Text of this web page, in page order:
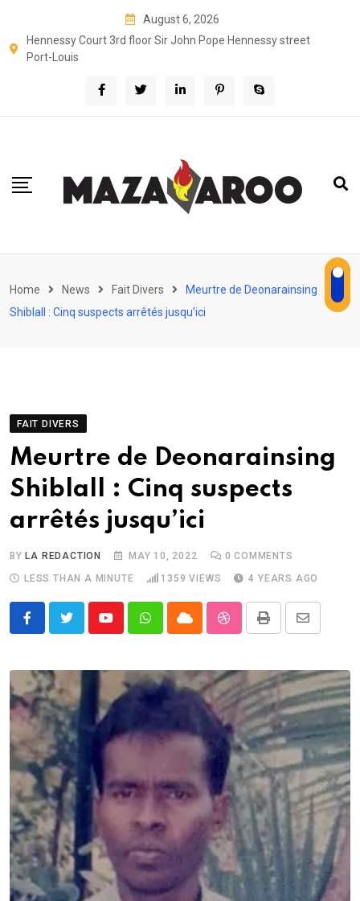
content
August 6, 2026
Hennessy Court 3rd floor Sir John Pope Hennessy street
Port-Louis
Home News Fait Divers
Meurtre de Deonarainsing
Shiblall : Cinq suspects arrêtés jusqu’ici
FAIT DIVERS
Meurtre de Deonarainsing
Shiblall : Cinq suspects
arrêtés jusqu’ici
BYLA REDACTION MAY 10, 2022 0 COMMENTS
LESS THAN A MINUTE
1359 VIEWS 4 YEARS AGO
YoutubeWhatsappCloud StumbleUpon
Print
Share
Email